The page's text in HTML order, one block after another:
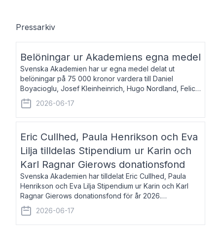
Pressarkiv
Belöningar ur Akademiens egna medel
Svenska Akademien har ur egna medel delat ut
belöningar på 75 000 kronor vardera till Daniel
Boyacioglu, Josef Kleinheinrich, Hugo Nordland, Felicia
Stenroth och Svante Strandberg. Daniel Boyacioglu,
född 1981, är poet och scenartist. Josef
2026-06-17
Eric Cullhed, Paula Henrikson och Eva
Lilja tilldelas Stipendium ur Karin och
Karl Ragnar Gierows donationsfond
Svenska Akademien har tilldelat Eric Cullhed, Paula
Henrikson och Eva Lilja Stipendium ur Karin och Karl
Ragnar Gierows donationsfond för år 2026.
Stipendiebeloppet är på 70 000 kronor vardera. Eric
Cullhed, född 1985, är professor i grekis
2026-06-17